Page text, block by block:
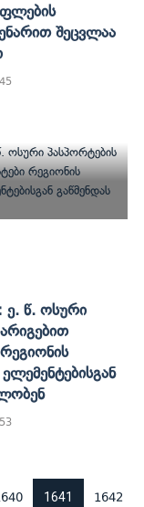
Შეცვლაა
Ე. Წ. Ოსური
1641 1642